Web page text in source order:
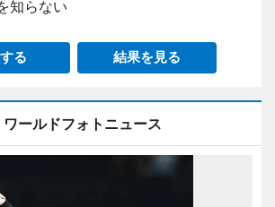
知らない
る 結果を見る
ワールドフォトニュース